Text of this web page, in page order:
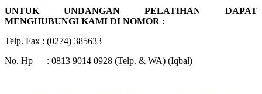
UNTUK UNDANGAN PELATIHAN DAPAT
MENGHUBUNGI KAMI DI NOMOR :
Telp. Fax : (0274) 385633
No. Hp : 0813 9014 0928 (Telp. & WA) (Iqbal)